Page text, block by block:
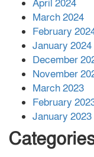
April 2024
March 2024
February
January 2024
December
November
March 2023
February
January 2023